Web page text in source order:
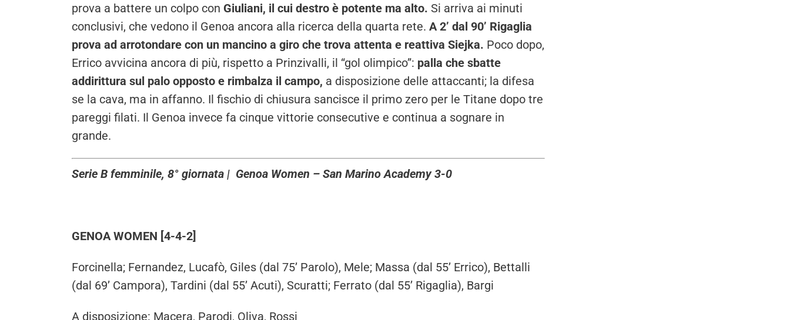
prova a battere un colpo con Giuliani, il cui destro è potente ma alto. Si arriva ai minuti
conclusivi, che vedono il Genoa ancora alla ricerca della quarta rete. A 2’ dal 90’ Rigaglia
prova ad arrotondare con un mancino a giro che trova attenta e reattiva Siejka. Poco dopo,
Errico avvicina ancora di più, rispetto a Prinzivalli, il “gol olimpico”: palla che sbatte
addirittura sul palo opposto e rimbalza il campo, a disposizione delle attaccanti; la difesa
se la cava, ma in affanno. Il fischio di chiusura sancisce il primo zero per le Titane dopo tre
pareggi filati. Il Genoa invece fa cinque vittorie consecutive e continua a sognare in
grande.
Serie B femminile, 8° giornata | Genoa Women – San Marino Academy 3-0
GENOA WOMEN [4-4-2]
Forcinella; Fernandez, Lucafò, Giles (dal 75’ Parolo), Mele; Massa (dal 55’ Errico), Bettalli
(dal 69’ Campora), Tardini (dal 55’ Acuti), Scuratti; Ferrato (dal 55’ Rigaglia), Bargi
A disposizione: Macera, Parodi, Oliva, Rossi